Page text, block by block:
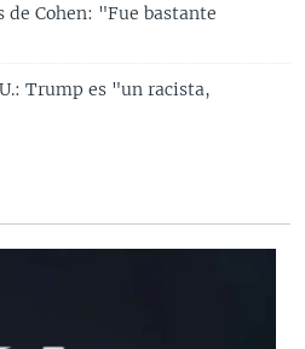
de Cohen: "Fue bastante
Trump es "un racista,